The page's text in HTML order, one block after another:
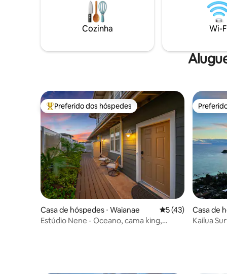
tartarugas e focas-monge. Aproveite o
melhor de Kauai sem as multidões.
privativo fora
Cozinha Wi-
Entre os melhores preferidos dos hóspedes
Preferido dos hóspedes
Casa de hóspedes ⋅ Waianae 5 de uma
5 (43)
Estúdio Nene - Oceano, cama king,
Casa de
Kailua